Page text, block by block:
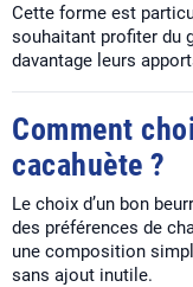
Cette forme est
souhaitant profiter du
davantage leurs
Comment
cacahuète ?
Le choix d’un bon
des préférences de
une composition
sans ajout inutile.